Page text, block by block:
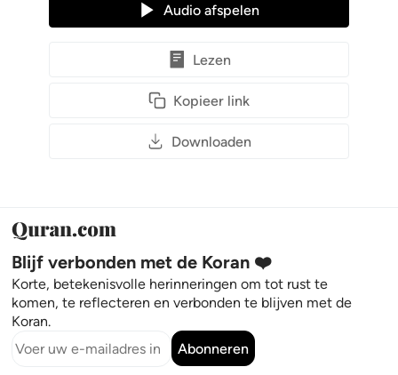
Audio afspelen
Lezen
Kopieer link
Downloaden
Blijf verbonden met de Koran ❤️
Korte, betekenisvolle herinneringen om tot rust te
komen, te reflecteren en verbonden te blijven met de
Koran.
Abonneren